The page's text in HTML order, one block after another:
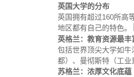
英国大学的分布
英国拥有超过160所高
地区都有自己的特色。
英格兰：教育资源最丰
包括世界顶尖大学如
都）、曼彻斯特（工业
苏格兰：浓厚文化底蕴